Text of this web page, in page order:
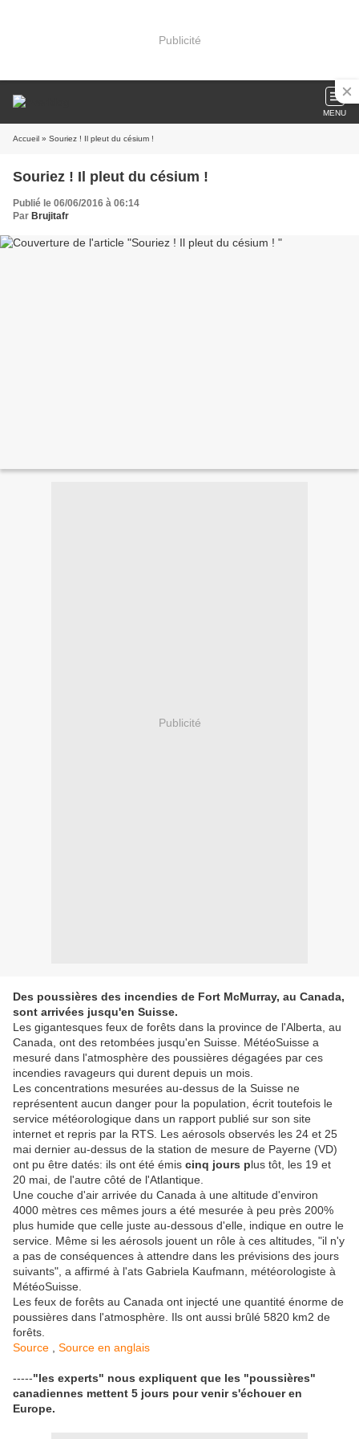
Publicité
MENU
Accueil » Souriez ! Il pleut du césium !
Souriez ! Il pleut du césium !
Publié le 06/06/2016 à 06:14
Par Brujitafr
Publicité
Des poussières des incendies de Fort McMurray, au Canada,
sont arrivées jusqu'en Suisse.
Les gigantesques feux de forêts dans la province de l'Alberta, au
Canada, ont des retombées jusqu'en Suisse. MétéoSuisse a
mesuré dans l'atmosphère des poussières dégagées par ces
incendies ravageurs qui durent depuis un mois.
Les concentrations mesurées au-dessus de la Suisse ne
représentent aucun danger pour la population, écrit toutefois le
service météorologique dans un rapport publié sur son site
internet et repris par la RTS. Les aérosols observés les 24 et 25
mai dernier au-dessus de la station de mesure de Payerne (VD)
ont pu être datés: ils ont été émis cinq jours plus tôt, les 19 et
20 mai, de l'autre côté de l'Atlantique.
Une couche d'air arrivée du Canada à une altitude d'environ
4000 mètres ces mêmes jours a été mesurée à peu près 200%
plus humide que celle juste au-dessous d'elle, indique en outre le
service. Même si les aérosols jouent un rôle à ces altitudes, "il n'y
a pas de conséquences à attendre dans les prévisions des jours
suivants", a affirmé à l'ats Gabriela Kaufmann, météorologiste à
MétéoSuisse.
Les feux de forêts au Canada ont injecté une quantité énorme de
poussières dans l'atmosphère. Ils ont aussi brûlé 5820 km2 de
forêts.
Source
Source en anglais
-----"les experts" nous expliquent que les "poussières"
canadiennes mettent 5 jours pour venir s'échouer en
Europe.